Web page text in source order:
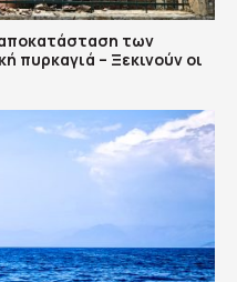
των
πυρκαγιά – Ξεκινούν οι